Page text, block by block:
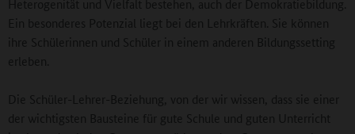
Heterogenität und Vielfalt bestehen, auch der Demokratiebildung.
Ein besonderes Potenzial liegt bei den Lehrkräften. Sie können
ihre Schülerinnen und Schüler in einem anderen Bildungssetting
erleben.
Die Schüler-Lehrer-Beziehung, von der wir wissen, dass sie einer
der wichtigsten Bausteine für gute Schule und guten Unterricht